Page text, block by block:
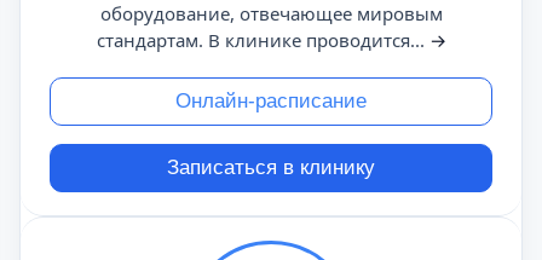
оборудование, отвечающее мировым
стандартам. В клинике проводится... →
Онлайн-расписание
Записаться в клинику